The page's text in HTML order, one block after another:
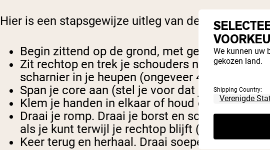
Hier is een stapsgewijze uitleg van de beweging.
Begin zittend op de grond, met gebogen
Zit rechtop en trek je schouders naar
scharnier in je heupen (ongeveer 45 graden).
Span je core aan (stel je voor dat je je
Klem je handen in elkaar of houd een gewicht
Draai je romp. Draai je borst en schouders
als je kunt terwijl je rechtop blijft (val niet in
Keer terug en herhaal. Draai soepel naar de
We kunnen uw
gekozen land.
Shipping Country: